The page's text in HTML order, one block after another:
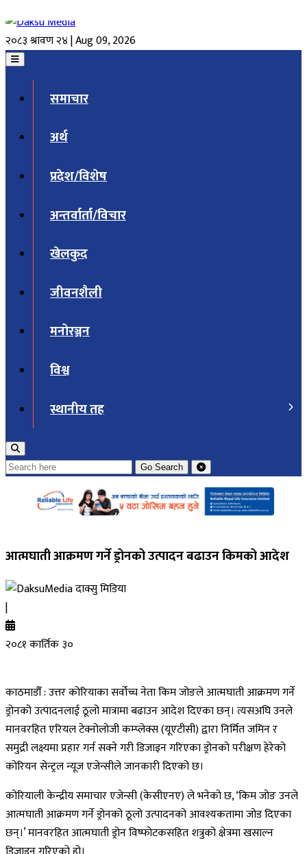
२०८३ श्रावण २४ | Aug 09, 2026
समाचार
अर्थ
प्रदेश/विशेष
अन्तर्वार्ता/विचार
खेलकुद
जीवनशैली
मनोरञ्जन
विश्व
स्थानीय तह
Go Search
आत्मघाती आक्रमण गर्ने ड्रोनको उत्पादन बढाउन किमको आदेश
दाक्सु मिडिया
|
२०८१ कार्तिक ३०
काठमाडौँ : उत्तर कोरियाका सर्वोच्च नेता किम जोङले आत्मघाती आक्रमण गर्ने
ड्रोनको उत्पादनलाई ठूलो मात्रामा बढाउन आदेश दिएका छन्। त्यसअघि उनले
मानवरहित एरियल टेक्नोलोजी कम्प्लेक्स (यूएटीसी) द्वारा निर्मित जमिन र
समुद्री लक्ष्यमा प्रहार गर्न सक्ने गरी डिजाइन गरिएका ड्रोनको परीक्षण हेरेको
कोरियन सेन्ट्रल न्यूज एजेन्सीले जानकारी दिएको छ।
कोरियाली केन्द्रीय समाचार एजेन्सी (केसीएनए) ले भनेको छ, ‘किम जोङ उनले
आत्मघाती आक्रमण गर्ने ड्रोनको ठूलो उत्पादनको आवश्यकतामा जोड दिएका
छन्।’ मानवरहित आत्मघाती ड्रोन विष्फोटकसहित शत्रुको क्षेत्रमा खसाल्न
डिजाइन गरिएको हो।